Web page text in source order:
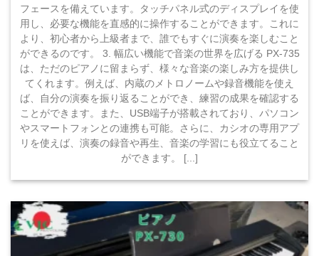
フェースを備えています。タッチパネル式のディスプレイを使
用し、必要な機能を直感的に操作することができます。これに
より、初心者から上級者まで、誰でもすぐに演奏を楽しむこと
ができるのです。 3. 幅広い機能で音楽の世界を広げる PX-735
は、ただのピアノに留まらず、様々な音楽の楽しみ方を提供し
てくれます。例えば、内蔵のメトロノームや録音機能を使え
ば、自分の演奏を振り返ることができ、練習の成果を確認する
ことができます。また、USB端子が搭載されており、パソコン
やスマートフォンとの連携も可能。さらに、カシオの専用アプ
リを使えば、演奏の録音や再生、音楽の学習にも役立てること
ができます。 [...]